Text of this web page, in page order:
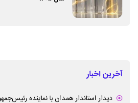
آخرین اخبار
دیدار استاندار همدان با نماینده